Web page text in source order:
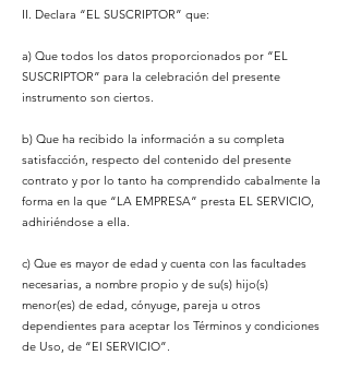
II. Declara “EL SUSCRIPTOR” que:
a) Que todos los datos proporcionados por “EL
SUSCRIPTOR” para la celebración del presente
instrumento son ciertos.
b) Que ha recibido la información a su completa
satisfacción, respecto del contenido del presente
contrato y por lo tanto ha comprendido cabalmente la
forma en la que “LA EMPRESA” presta EL SERVICIO,
adhiriéndose a ella.
c) Que es mayor de edad y cuenta con las facultades
necesarias, a nombre propio y de su(s) hijo(s)
menor(es) de edad, cónyuge, pareja u otros
dependientes para aceptar los Términos y condiciones
de Uso, de “El SERVICIO”.